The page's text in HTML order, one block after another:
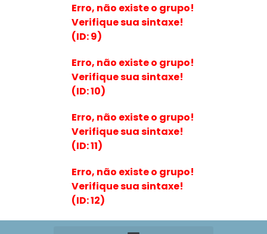
Erro, não existe o grupo!
Verifique sua sintaxe!
(ID: 9)
Erro, não existe o grupo!
Verifique sua sintaxe!
(ID: 10)
Erro, não existe o grupo!
Verifique sua sintaxe!
(ID: 11)
Erro, não existe o grupo!
Verifique sua sintaxe!
(ID: 12)